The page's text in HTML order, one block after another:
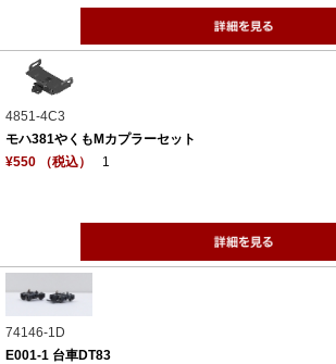
4851-4C3
モハ381やくもMカプラーセット
¥550 （税込）
1
74146-1D
E001-1 台車DT83